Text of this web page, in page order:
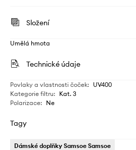
Složení
Umělá hmota
Technické údaje
Povlaky a vlastnosti čoček: UV400
Kategorie filtru: Kat. 3
Polarizace: Ne
Tagy
Dámské doplňky Samsoe Samsoe